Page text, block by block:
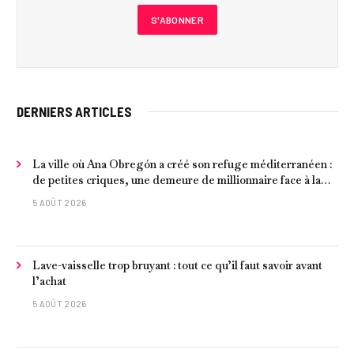
DERNIERS ARTICLES
La ville où Ana Obregón a créé son refuge méditerranéen :
de petites criques, une demeure de millionnaire face à la
mer et les meilleurs fruits de mer
5 AOÛT 2026
Lave-vaisselle trop bruyant : tout ce qu’il faut savoir avant
l’achat
5 AOÛT 2026